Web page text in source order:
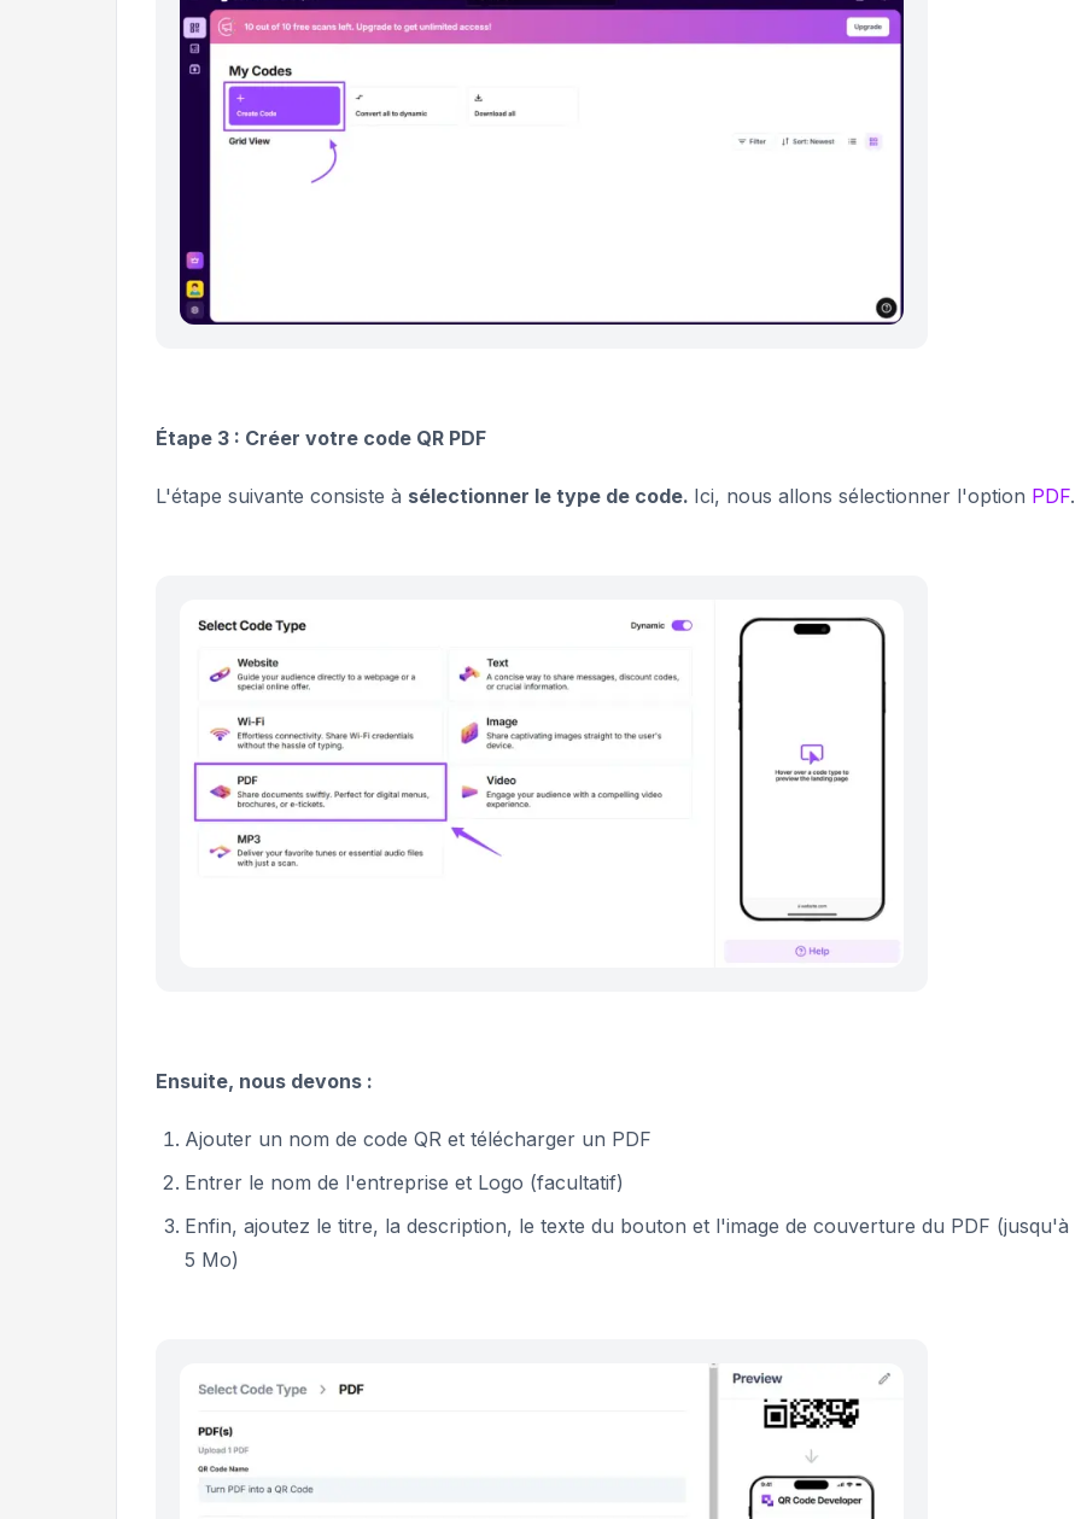
Étape 3 : Créer votre code QR PDF
L'étape suivante consiste à sélectionner le type de code. Ici, nous allons sélectionner l'option PDF.
Ensuite, nous devons :
Ajouter un nom de code QR et télécharger un PDF
Entrer le nom de l'entreprise et Logo (facultatif)
Enfin, ajoutez le titre, la description, le texte du bouton et l'image de couverture du PDF (jusqu'à
5 Mo)